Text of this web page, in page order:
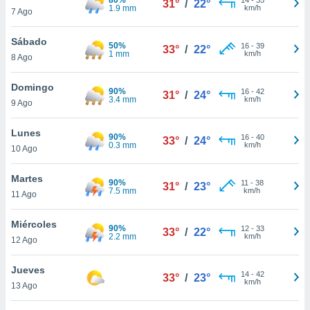
más
nuestra
y
de
disponible
cookies
aceptar
7 Ago
1.9 mm
31° / 22°
km/h
Sábado
8 Ago
50%
1 mm
33° / 22° 16- 39
km/h
Domingo
9 Ago
90%
3.4 mm
31° / 24° 16- 42
km/h
Lunes
10 Ago
90%
0.3 mm
33° / 24° 16- 40
km/h
Martes
11 Ago
90%
7.5 mm
31° / 23° 11 - 38
km/h
Miércoles
12 Ago
90%
2.2 mm
33° / 22° 12- 33
km/h
Jueves
13 Ago
33° / 23° 14- 42
km/h